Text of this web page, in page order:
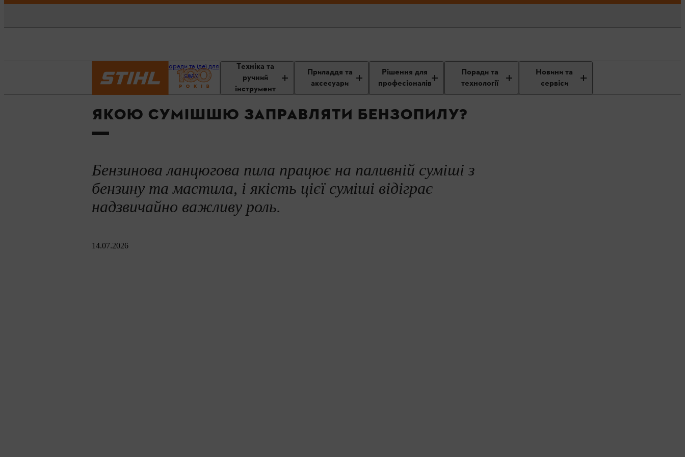
Техніка та
ручний
інструмент
Приладдя та
аксесуари
Рішення для
професіоналів
Поради та
технології
Новини та
сервіси
сторінка
Поради та ідеї для
саду
Експлуатація та догляд за
інструментом
використання
Приготування паливної
суміші
ЯКОЮ СУМІШШЮ ЗАПРАВЛЯТИ БЕНЗОПИЛУ?
Бензинова ланцюгова пила працює на паливній суміші з
бензину та мастила, і якість цієї суміші відіграє
надзвичайно важливу роль.
14.07.2026